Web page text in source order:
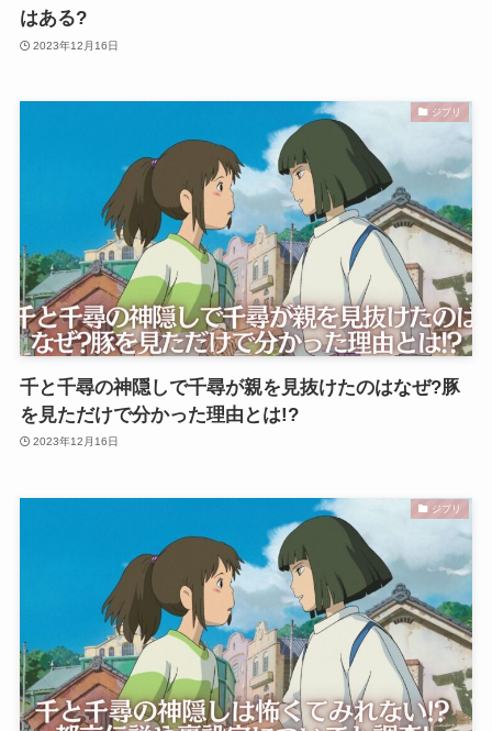
はある?
2023年12月16日
ジブリ
千と千尋の神隠しで千尋が親を見抜けたのはなぜ?豚
を見ただけで分かった理由とは!?
2023年12月16日
ジブリ